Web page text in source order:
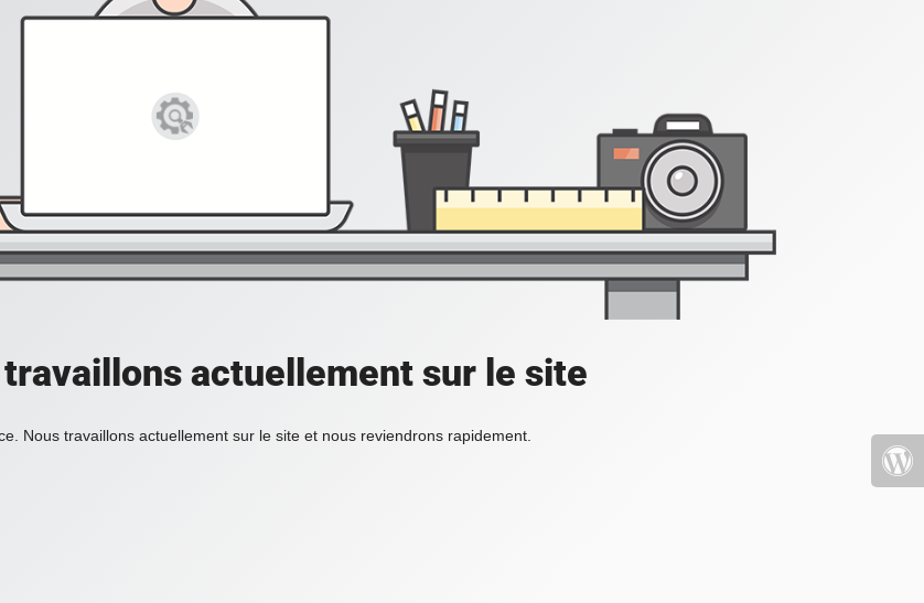
travaillons actuellement sur le site
Nous travaillons actuellement sur le site et nous reviendrons rapidement.